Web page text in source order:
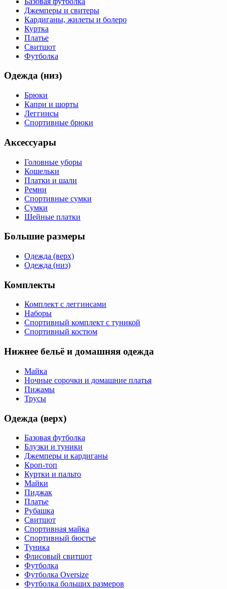
Джемперы и свитеры
Кардиганы, жилеты и болеро
Куртка
Платье
Свитшот
Футболка
Одежда (низ)
Брюки
Капри и шорты
Леггинсы
Спортивные брюки
Аксессуары
Головные уборы
Кошельки
Платки и шали
Ремни
Спортивные сумки
Сумки
Шейные платки
Большие размеры
Одежда (верх)
Одежда (низ)
Комплекты
Комплект с леггинсами
Наборы
Спортивный комплект с туникой
Спортивный костюм
Нижнее бельё и домашняя одежда
Майка
Ночные сорочки и домашние платья
Пижамы
Трусы
Одежда (верх)
Базовая футболка
Блузки и туники
Джемперы и кардиганы
Кроп-топ
Куртки и пальто
Майки
Пиджак
Платье
Рубашка
Свитшот
Спортивная майка
Спортивный бюстье
Туника
Флисовый свитшот
Футболка
Футболка Oversize
Футболка больших размеров